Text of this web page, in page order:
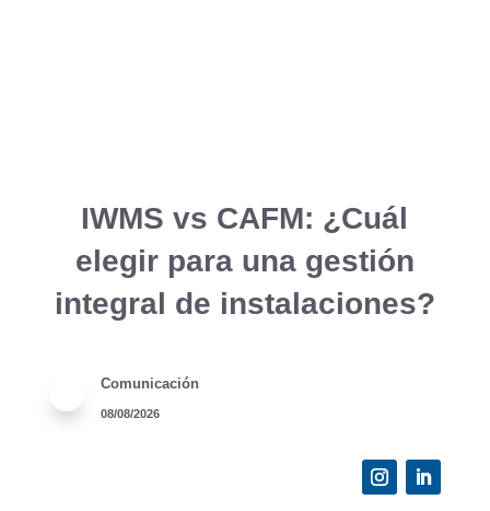
IWMS vs CAFM: ¿Cuál
elegir para una gestión
integral de instalaciones?
Comunicación
08/08/2026